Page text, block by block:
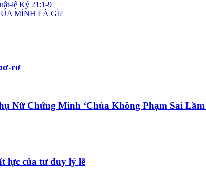
lệ Ký 21:1-9
MÌNH LÀ GÌ?
rơ
Nữ Chứng Minh ‘Chúa Không Phạm Sai
lực của tư duy lý lẽ